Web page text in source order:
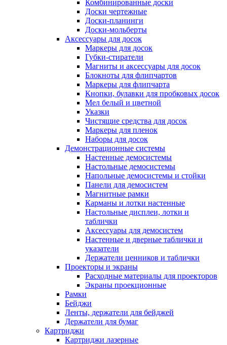
Комбинированные доски
Доски чертежные
Доски-планинги
Доски-мольберты
Аксессуары для досок
Маркеры для досок
Губки-стиратели
Магниты и аксессуары для досок
Блокноты для флипчартов
Маркеры для флипчарта
Кнопки, булавки для пробковых досок
Мел белый и цветной
Указки
Чистящие средства для досок
Маркеры для пленок
Наборы для досок
Демонстрационные системы
Настенные демосистемы
Настольные демосистемы
Напольные демосистемы и стойки
Панели для демосистем
Магнитные рамки
Карманы и лотки настенные
Настольные дисплеи, лотки и
таблички
Аксессуары для демосистем
Настенные и дверные таблички и
указатели
Держатели ценников и таблички
Проекторы и экраны
Расходные материалы для проекторов
Экраны проекционные
Рамки
Бейджи
Ленты, держатели для бейджей
Держатели для бумаг
Картриджи
Картриджи лазерные